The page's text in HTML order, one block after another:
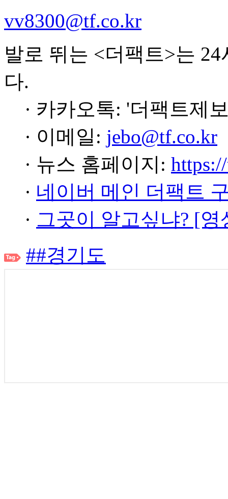
vv8300@tf.co.kr
발로 뛰는 <더팩트>는
다.
· 카카오톡: '더팩트제
· 이메일: jebo@tf.co.kr
· 뉴스 홈페이지:
· 네이버 메인 더팩트
· 그곳이 알고싶냐? [
##경기도